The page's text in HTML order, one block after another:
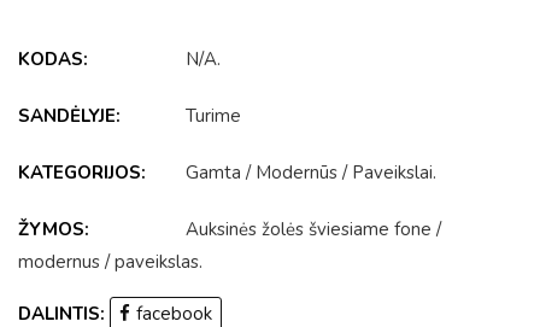
KODAS: N/A.
SANDĖLYJE: Turime
KATEGORIJOS: Gamta / Modernūs / Paveikslai.
ŽYMOS: Auksinės žolės šviesiame fone /
modernus /paveikslas.
DALINTIS: facebook